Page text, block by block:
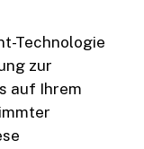
Technologie
zur
auf Ihrem